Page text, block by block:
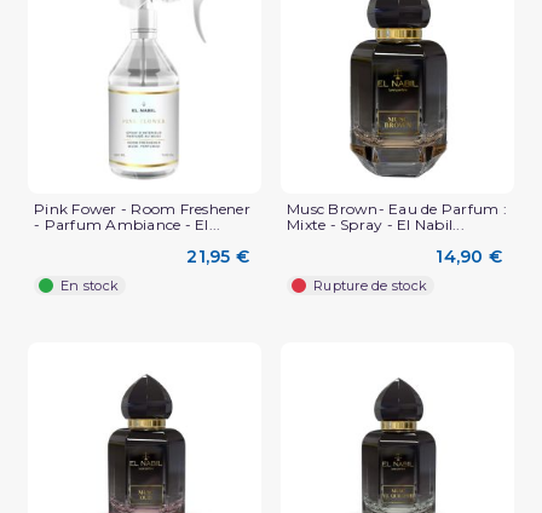
Pink Fower - Room Freshener
- Parfum Ambiance - El...
21,95 €
En stock
Musc Brown- Eau de Parfum :
Mixte - Spray - El Nabil...
14,90 €
Rupture de stock